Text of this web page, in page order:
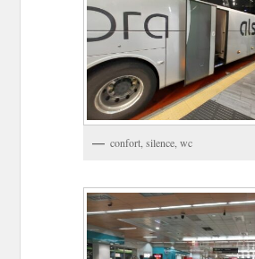
confort, silence, wc